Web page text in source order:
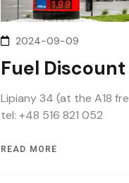
2024-09-09
Fuel
Lipiany 34 (at the A18
tel: +48 516 821 052
READ MORE